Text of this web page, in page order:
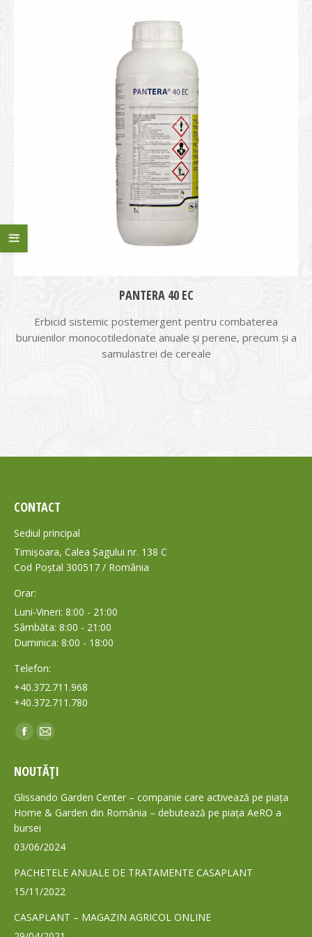
PANTERA 40 EC
Erbicid sistemic postemergent pentru combaterea
buruienilor monocotiledonate anuale și perene, precum și a
samulastrei de cereale
CONTACT
Sediul principal
Timișoara, Calea Șagului nr. 138 C
Cod Poștal 300517 / România
Orar:
Luni-Vineri: 8:00 - 21:00
Sâmbăta: 8:00 - 21:00
Duminica: 8:00 - 18:00
Telefon:
+40.372.711.968
+40.372.711.780
Find us on:
Facebook
opens
in
new
window
Mail
opens
in
new
NOUTĂȚI
Glissando Garden Center – companie care activează pe piața
Home & Garden din România – debutează pe piața AeRO a
bursei
03/06/2024
PACHETELE ANUALE DE TRATAMENTE CASAPLANT
15/11/2022
CASAPLANT – MAGAZIN AGRICOL ONLINE